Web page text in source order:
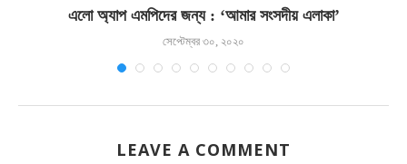
এলো অ্যাপ এমপিদের জন্য : ‘আমার সংসদীয় এলাকা’
সেপ্টেম্বর ৩০, ২০২০
LEAVE A COMMENT